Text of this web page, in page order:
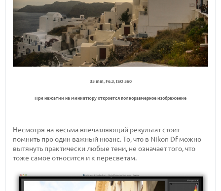
35 mm, F6.3, ISO 560
При нажатии на миниатюру откроется полноразмерное изображение
Несмотря на весьма впечатляющий результат стоит
помнить про один важный нюанс. То, что в Nikon Df можно
вытянуть практически любые тени, не означает того, что
тоже самое относится и к пересветам.